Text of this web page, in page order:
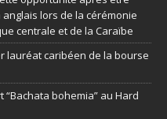
lors de la cérémonie
centrale et de la Caraïbe
lauréat caribéen de la bourse
bohemia” au Hard